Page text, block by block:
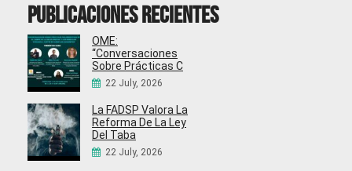
Publicaciones recientes
OME:
“Conversaciones
Sobre Prácticas C
22 July, 2026
La FADSP Valora La
Reforma De La Ley
Del Taba
22 July, 2026